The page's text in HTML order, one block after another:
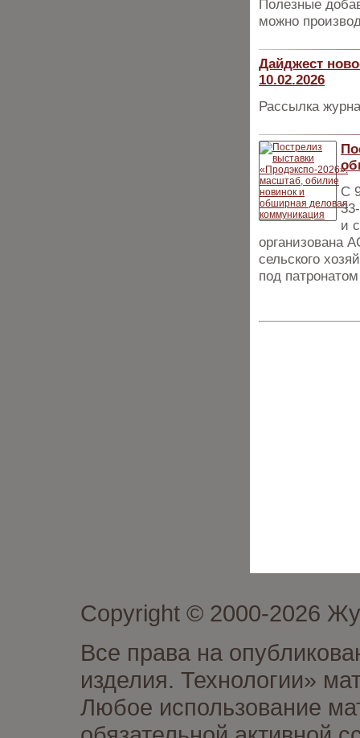
Полезные
можно
Дайджест
10.02.2026
Рассылка
С
и
организована
сельского
под
Copyright © 2000-2026
Все права на
изделия. Технологии»
Любое использование